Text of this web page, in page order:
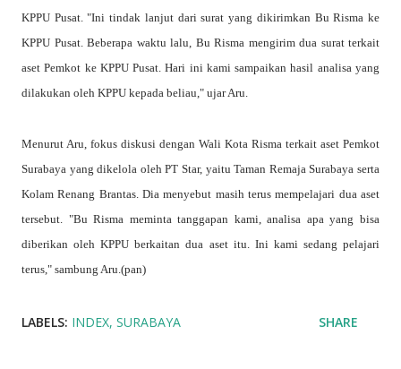
KPPU Pusat. "Ini tindak lanjut dari surat yang dikirimkan Bu Risma ke
KPPU Pusat. Beberapa waktu lalu, Bu Risma mengirim dua surat terkait
aset Pemkot ke KPPU Pusat. Hari ini kami sampaikan hasil analisa yang
dilakukan oleh KPPU kepada beliau," ujar Aru.
Menurut Aru, fokus diskusi dengan Wali Kota Risma terkait aset Pemkot
Surabaya yang dikelola oleh PT Star, yaitu Taman Remaja Surabaya serta
Kolam Renang Brantas. Dia menyebut masih terus mempelajari dua aset
tersebut. "Bu Risma meminta tanggapan kami, analisa apa yang bisa
diberikan oleh KPPU berkaitan dua aset itu. Ini kami sedang pelajari
terus," sambung Aru.(pan)
LABELS: INDEX SURABAYA SHARE